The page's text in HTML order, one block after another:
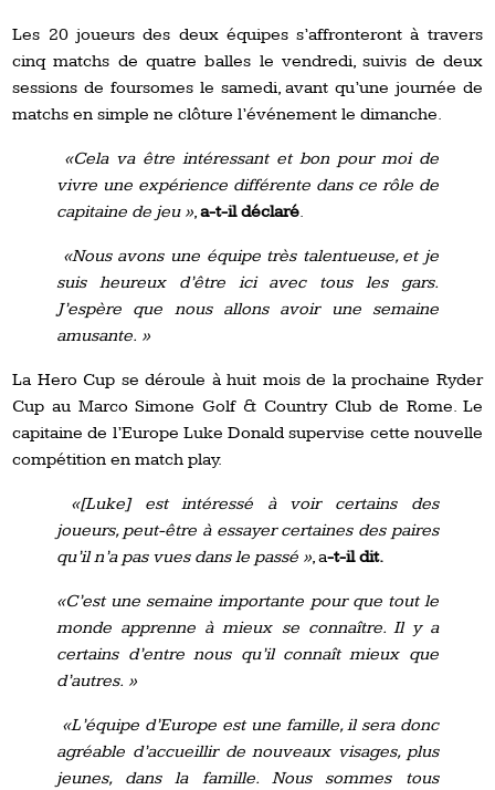
Les 20 joueurs des deux équipes s’affronteront à travers
cinq matchs de quatre balles le vendredi, suivis de deux
sessions de foursomes le samedi, avant qu’une journée de
matchs en simple ne clôture l’événement le dimanche.
«Cela va être intéressant et bon pour moi de
vivre une expérience différente dans ce rôle de
capitaine de jeu »,a-t-il déclaré.
«Nous avons une équipe très talentueuse, et je
suis heureux d’être ici avec tous les gars.
J’espère que nous allons avoir une semaine
amusante. »
La Hero Cup se déroule à huit mois de la prochaine Ryder
Cup au Marco Simone Golf & Country Club de Rome. Le
capitaine de l’Europe Luke Donald supervise cette nouvelle
compétition en match play.
«[Luke] est intéressé à voir certains des
joueurs, peut-être à essayer certaines des paires
qu’il n’a pas vues dans le passé », a-t-il dit.
«C’est une semaine importante pour que tout le
monde apprenne à mieux se connaître. Il y a
certains d’entre nous qu’il connaît mieux que
d’autres. »
«L’équipe d’Europe est une famille, il sera donc
agréable d’accueillir de nouveaux visages, plus
jeunes, dans la famille. Nous sommes tous